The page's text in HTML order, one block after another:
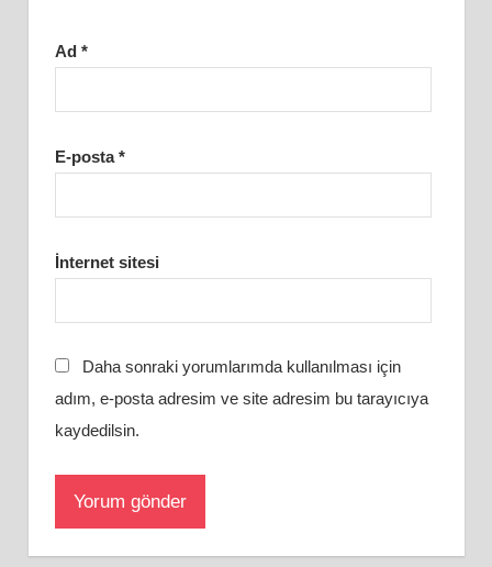
Ad *
E-posta*
İnternet sitesi
Daha sonraki yorumlarımda kullanılması için
adım, e-posta adresim ve site adresim bu tarayıcıya
kaydedilsin.